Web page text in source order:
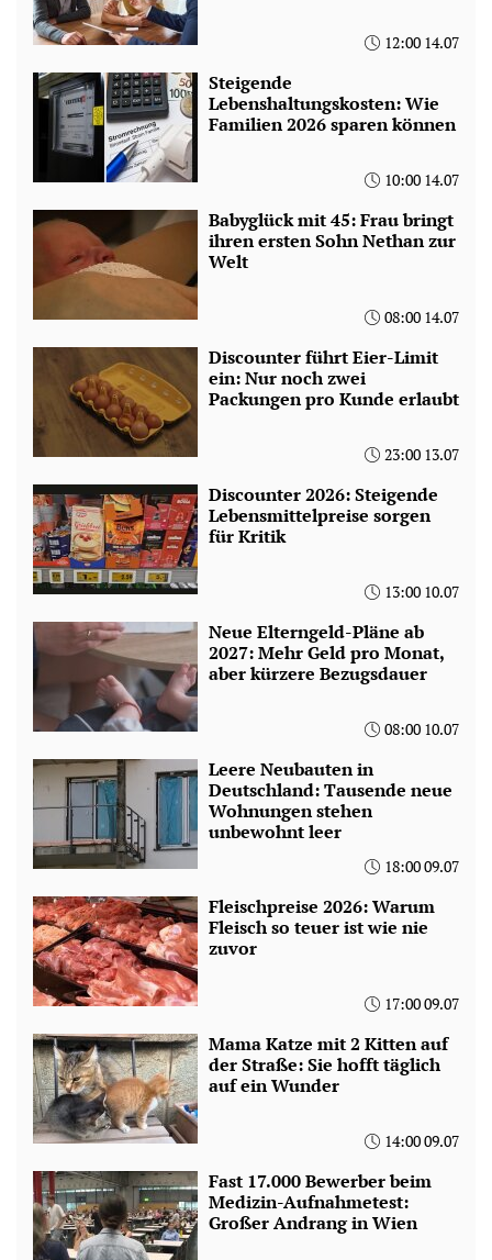
12:00 14.07
Steigende
Lebenshaltungskosten: Wie
Familien 2026 sparen können
10:00 14.07
Babyglück mit 45: Frau bringt
ihren ersten Sohn Nethan zur
Welt
08:00 14.07
Discounter führt Eier-Limit
ein: Nur noch zwei
Packungen pro Kunde erlaubt
23:00 13.07
Discounter 2026: Steigende
Lebensmittelpreise sorgen
für Kritik
13:00 10.07
Neue Elterngeld-Pläne ab
2027: Mehr Geld pro Monat,
aber kürzere Bezugsdauer
08:00 10.07
Leere Neubauten in
Deutschland: Tausende neue
Wohnungen stehen
unbewohnt leer
18:00 09.07
Fleischpreise 2026: Warum
Fleisch so teuer ist wie nie
zuvor
17:00 09.07
Mama Katze mit 2 Kitten auf
der Straße: Sie hofft täglich
auf ein Wunder
14:00 09.07
Fast 17.000 Bewerber beim
Medizin-Aufnahmetest:
Großer Andrang in Wien